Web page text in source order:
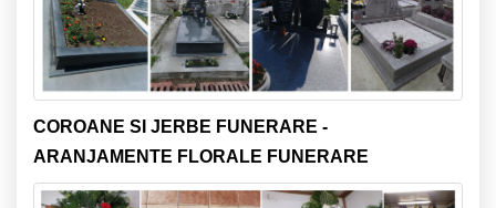
COROANE SI JERBE FUNERARE -
ARANJAMENTE FLORALE FUNERARE